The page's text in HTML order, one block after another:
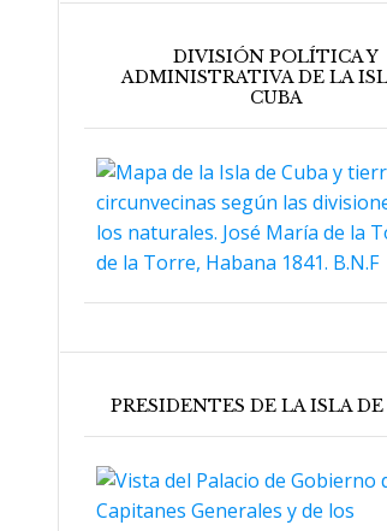
DIVISIÓN POLÍTICA Y
ADMINISTRATIVA DE LA
CUBA
PRESIDENTES DE LA ISLA